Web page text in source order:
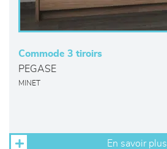
Commode 3 tiroirs
PEGASE
MINET
En savoir plus